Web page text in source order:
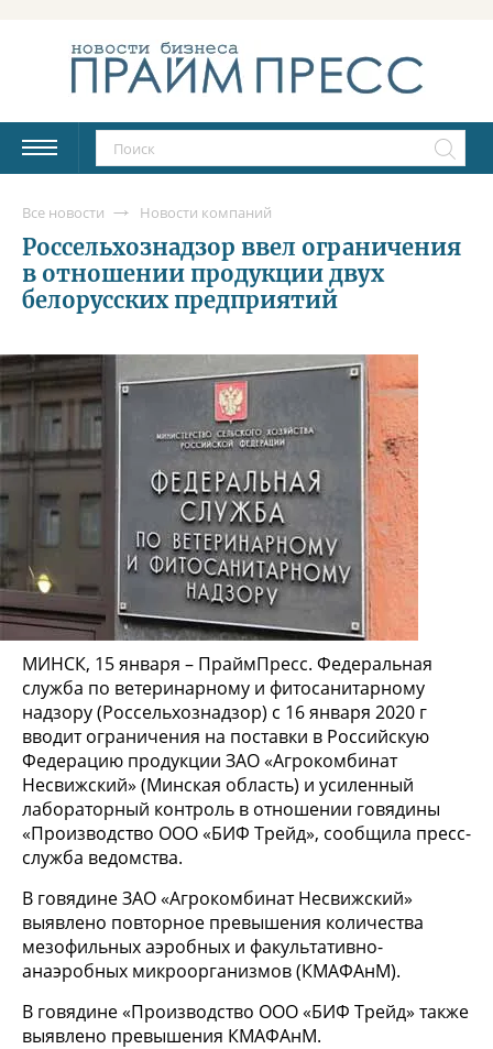
Все новости Новости компаний
Россельхознадзор ввел ограничения
в отношении продукции двух
белорусских предприятий
МИНСК, 15 января – ПраймПресс. Федеральная
служба по ветеринарному и фитосанитарному
надзору (Россельхознадзор) с 16 января 2020 г
вводит ограничения на поставки в Российскую
Федерацию продукции ЗАО «Агрокомбинат
Несвижский» (Минская область) и усиленный
лабораторный контроль в отношении говядины
«Производство ООО «БИФ Трейд», сообщила пресс-
служба ведомства.
В говядине ЗАО «Агрокомбинат Несвижский»
выявлено повторное превышения количества
мезофильных аэробных и факультативно-
анаэробных микроорганизмов (КМАФАнМ).
В говядине «Производство ООО «БИФ Трейд» также
выявлено превышения КМАФАнМ.